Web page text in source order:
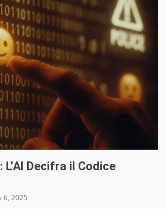
L’AI Decifra il Codice
6, 2025